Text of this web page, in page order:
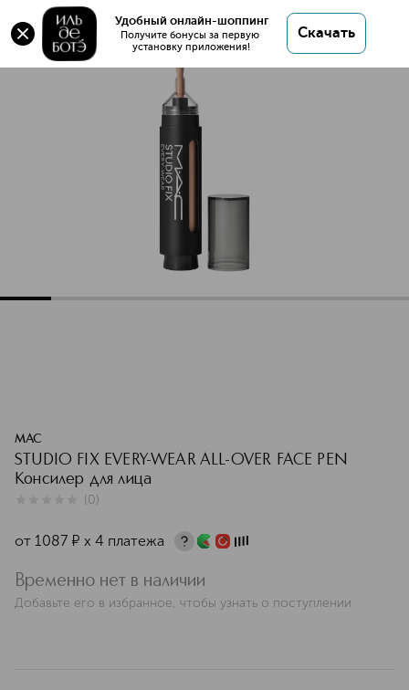
Удобный онлайн-шоппинг
Получите бонусы за первую
установку приложения!
Скачать
STUDIO FIX EVERY-WEAR ALL-OVER FACE PEN
Консилер для лица
STUDIO FIX EVERY-WEAR ALL-OVER FACE PEN Консилер
MAC
STUDIO FIX EVERY-WEAR ALL-OVER FACE PEN
Консилер для лица
(0)
от 1087 ¤ х 4 платежа
Временно нет в наличии
Добавьте его в избранное, чтобы узнать о поступлении